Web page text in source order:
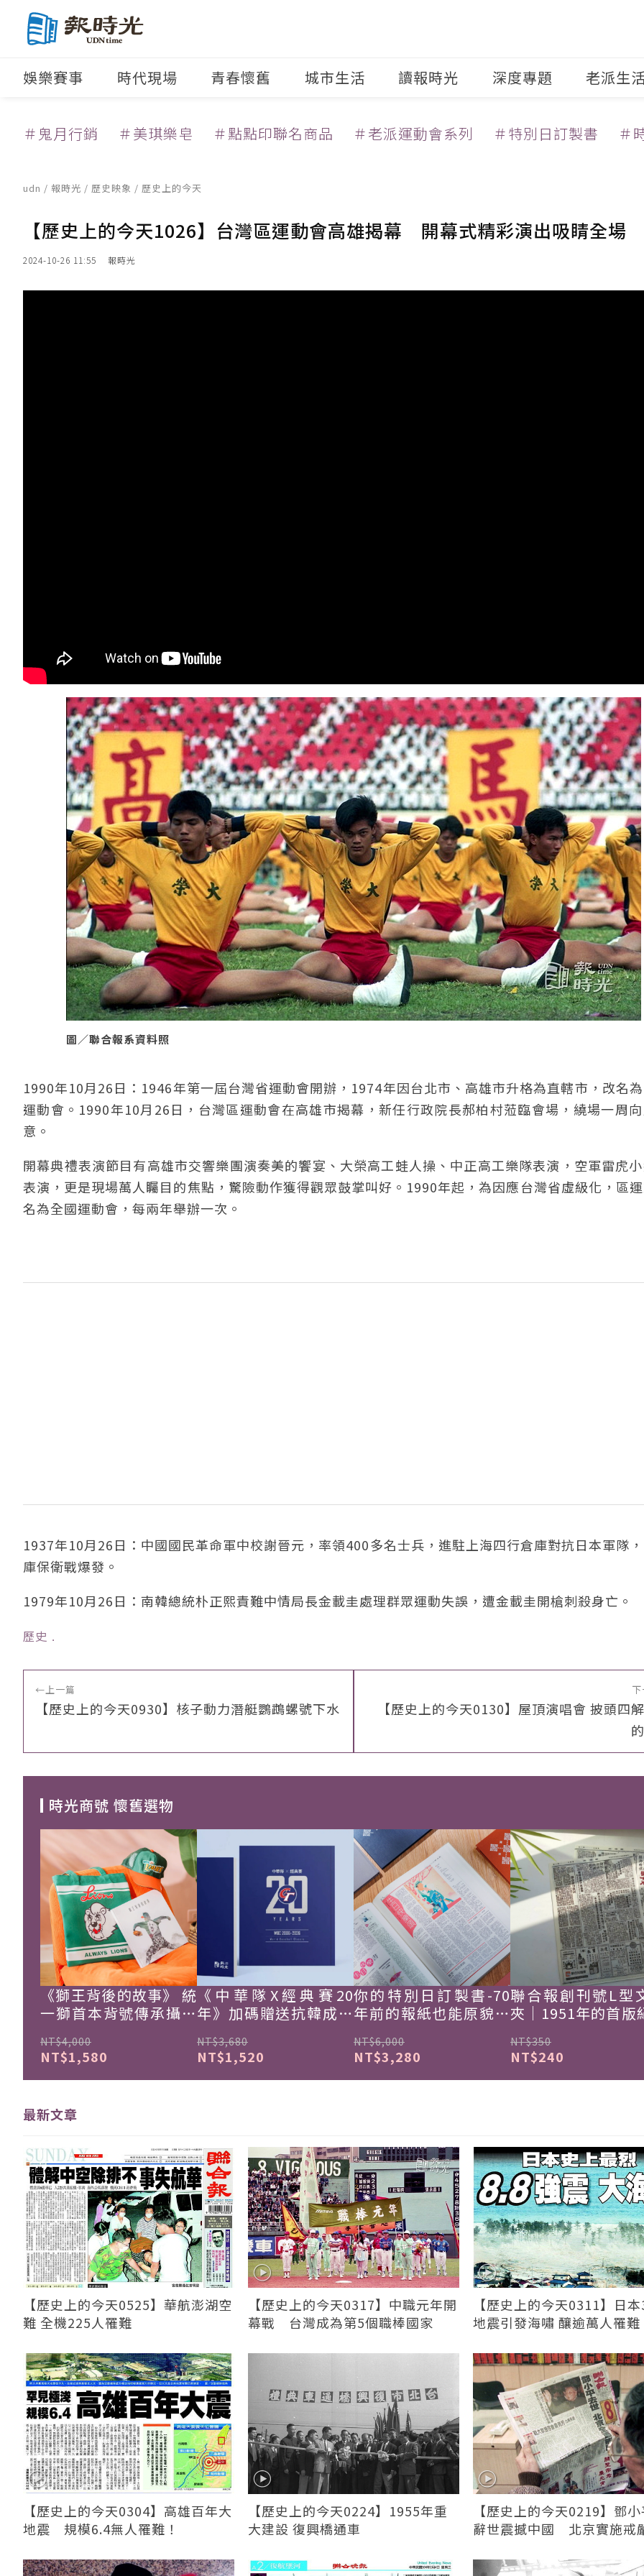
娛樂賽事 時代現場 青春懷舊 城市生活 讀報時光 深度專題 老派生
＃鬼月行銷 ＃美琪樂皂 ＃點點印聯名商品 ＃老派運動會系列 ＃特別日訂製書 ＃
udn / 報時光 / 歷史映象 / 歷史上的今天
【歷史上的今天1026】台灣區運動會高雄揭幕 開幕式精彩演出吸睛全場
2024-10-26 11:55 報時光
圖／聯合報系資料照
1990年10月26日：1946年第一屆台灣省運動會開辦，1974年因台北市、高雄市升格為直轄市，改名
運動會。1990年10月26日，台灣區運動會在高雄市揭幕，新任行政院長郝柏村蒞臨會場，繞場一周
意。
開幕典禮表演節目有高雄市交響樂團演奏美的饗宴、大榮高工蛙人操、中正高工樂隊表演，空軍雷虎
表演，更是現場萬人矚目的焦點，驚險動作獲得觀眾鼓掌叫好。1990年起，為因應台灣省虛級化，區
名為全國運動會，每兩年舉辦一次。
1937年10月26日：中國國民革命軍中校謝晉元，率領400多名士兵，進駐上海四行倉庫對抗日本軍隊
庫保衛戰爆發。
1979年10月26日：南韓總統朴正熙責難中情局長金載圭處理群眾運動失誤，遭金載圭開槍刺殺身亡。
歷史 ﹒
← 上一篇
【歷史上的今天0930】核子動力潛艇鸚鵡螺號下水
【歷史上的今天0130】屋頂演唱會 披頭四
時光商號 懷舊選物
《獅王背後的故事》 統
一獅首本背號傳承攝影
NT$4,000
NT$1,580
《中華隊X經典賽20
年》加碼贈送抗韓成功
NT$3,680
NT$1,520
你的特別日訂製書-70
年前的報紙也能原貌重
NT$6,000
NT$3,280
聯合報創刊號L型
夾｜1951年的首版
NT$350
NT$240
最新文章
【歷史上的今天0525】華航澎湖空
難 全機225人罹難
【歷史上的今天0317】中職元年開
幕戰 台灣成為第5個職棒國家
【歷史上的今天0311】日
地震引發海嘯 釀逾萬人罹難
【歷史上的今天0304】高雄百年大
地震 規模6.4無人罹難！
【歷史上的今天0224】1955年重
大建設 復興橋通車
【歷史上的今天0219】鄧
辭世震撼中國 北京實施戒